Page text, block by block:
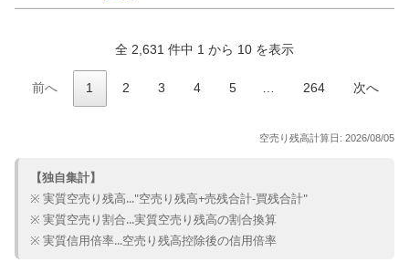
全 2,631 件中 1 から 10 を表示
前へ 1 2 3 4 5 … 264 次へ
空売り残高計算日: 2026/08/05
【独自集計】
※ 実質空売り残高..."空売り残高+売残合計-買残合計"
※ 実質空売り割合...実質空売り残高の割合換算
※ 実質信用倍率...空売り残高控除後の信用倍率